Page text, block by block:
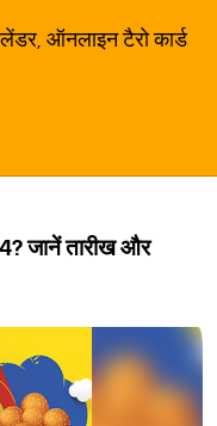
ऑनलाइन टैरो कार्ड
जानें तारीख और